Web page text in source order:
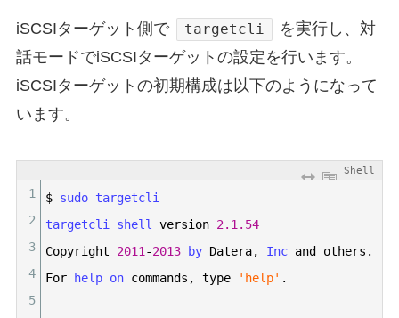
iSCSIターゲット側で targetcli
を実行し、対
話モードでiSCSIターゲットの設定を行います。
iSCSIターゲットの初期構成は以下のようになって
います。
Shell
1
2
3
4
5
$ sudo targetcli
targetcli shell version 2.1.54
Copyright
2011 -2013 by Datera, Inc and others .
For
help on commands , type 'help' .